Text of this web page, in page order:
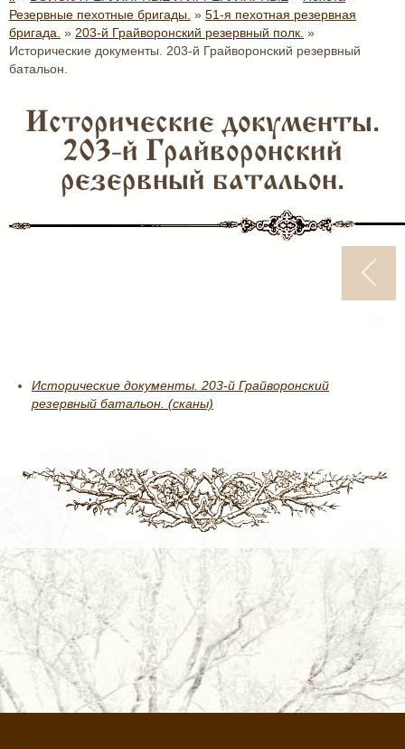
Резервные пехотные бригады. » 51-я пехотная резервная
бригада. » 203-й Грайворонский резервный полк. »
Исторические документы. 203-й Грайворонский резервный
батальон.
Исторические документы.
203-й Грайворонский
резервный батальон.
Исторические документы. 203-й Грайворонский
резервный батальон. (сканы)